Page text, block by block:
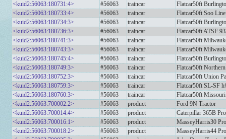
<kuid2:56063:180731:4>
#56063 traincar
Flatcar50ft
<kuid2:56063:180733:4>
#56063 traincar
Flatcar50ft Soo
<kuid2:56063:180734:3>
#56063 traincar
Flatcar50ft
<kuid2:56063:180736:3>
#56063 traincar
Flatcar50ft ATSF
<kuid2:56063:180741:3>
#56063 traincar
Flatcar50ft
<kuid2:56063:180743:3>
#56063 traincar
Flatcar50ft
<kuid2:56063:180745:4>
#56063 traincar
Flatcar50ft
<kuid2:56063:180749:3>
#56063 traincar
Flatcar50ft
<kuid2:56063:180752:3>
#56063 traincar
Flatcar50ft Union
<kuid2:56063:180759:3>
#56063 traincar
Flatcar50ft SL-SF
<kuid2:56063:180760:3>
#56063 traincar
Flatcar50ft
<kuid2:56063:700002:2>
#56063 product
Ford 9N Tractor
<kuid2:56063:700014:4>
#56063 product
Caterpillar 365B
<kuid2:56063:700016:1>
#56063 product
MasseyHarris30
<kuid2:56063:700018:2>
#56063 product
MasseyHarris44